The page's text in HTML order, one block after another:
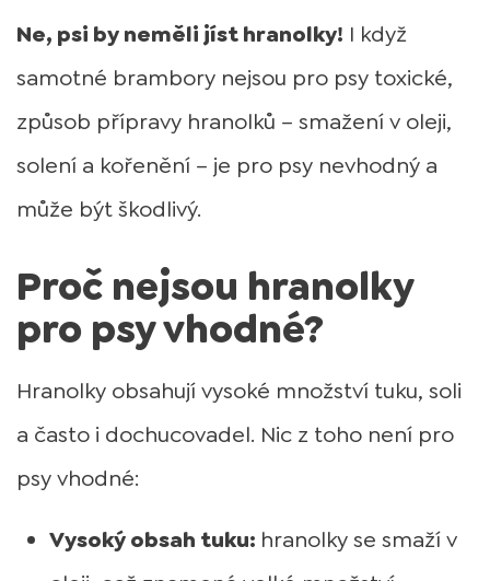
Ne, psi by neměli jíst hranolky! I když
samotné brambory nejsou pro psy toxické,
způsob přípravy hranolků – smažení v oleji,
solení a kořenění – je pro psy nevhodný a
může být škodlivý.
Proč nejsou hranolky
pro psy vhodné?
Hranolky obsahují vysoké množství tuku, soli
a často i dochucovadel. Nic z toho není pro
psy vhodné:
Vysoký obsah tuku: hranolky se smaží v